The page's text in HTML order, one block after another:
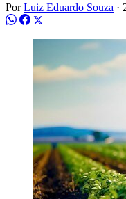
PorLuiz Eduardo Souza ·